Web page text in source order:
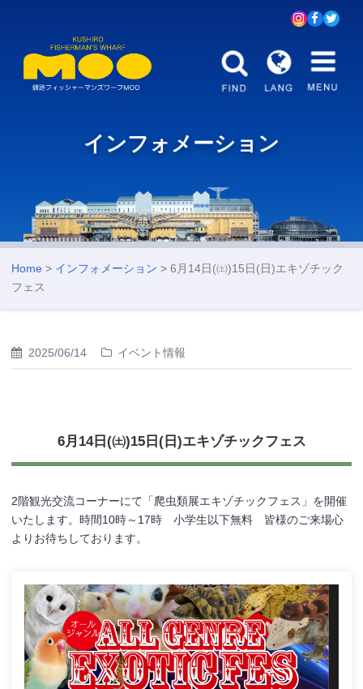
インフォメーション
Home > インフォメーション > 6月14日(㈯)15日(日)エキゾチック
フェス
2025/06/14 イベント情報
6月14日(㈯)15日(日)エキゾチックフェス
2階観光交流コーナーにて「爬虫類展エキゾチックフェス」を開催
いたします。時間10時～17時 小学生以下無料 皆様のご来場心
よりお待ちしております。